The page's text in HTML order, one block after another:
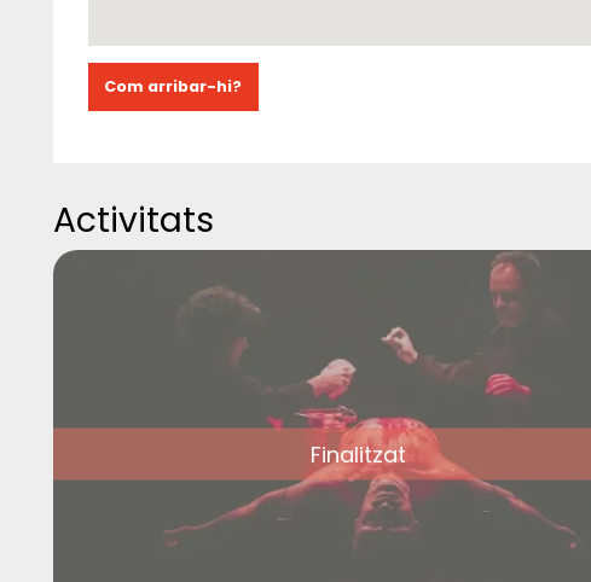
Com arribar-hi?
Activitats
Finalitzat